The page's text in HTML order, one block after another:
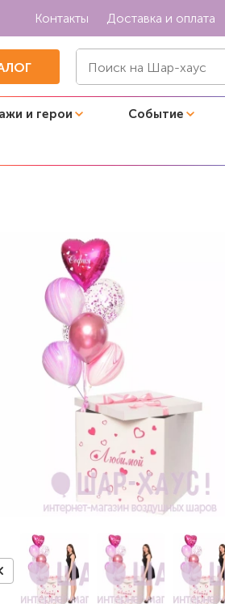
Контакты Доставка и оплата
и герои Событие